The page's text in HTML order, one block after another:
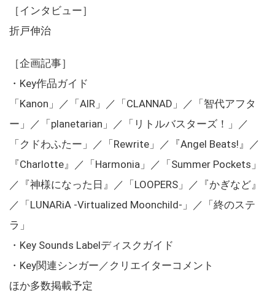
［インタビュー］
折戸伸治
［企画記事］
・Key作品ガイド
「Kanon」／「AIR」／「CLANNAD」／「智代アフタ
ー」／「planetarian」／「リトルバスターズ！」／
「クドわふたー」／「Rewrite」／『Angel Beats!』／
『Charlotte』／「Harmonia」／「Summer Pockets」
／『神様になった日』／「LOOPERS」／『かぎなど』
／「LUNARiA -Virtualized Moonchild-」／「終のステ
ラ」
・Key Sounds Labelディスクガイド
・Key関連シンガー／クリエイターコメント
ほか多数掲載予定